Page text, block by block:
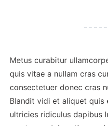
Metus curabitur
quis vitae a nullam cras
consectetuer donec cras
Blandit vidi et aliquet quis
ultricies ridiculus dapibus